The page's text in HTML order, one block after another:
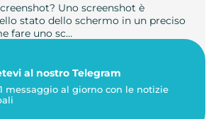
Uno screenshot è
stato dello schermo in un preciso
fare uno sc…
al nostro Telegram
messaggio al giorno con le notizie